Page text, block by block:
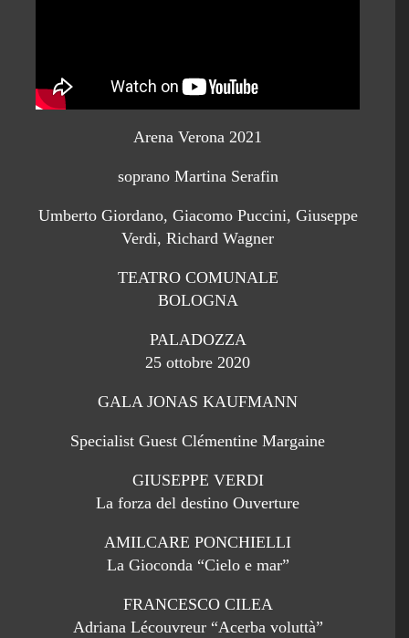
Arena Verona 2021
soprano Martina Serafin
Umberto Giordano, Giacomo Puccini, Giuseppe
Verdi, Richard Wagner
TEATRO COMUNALE
BOLOGNA
PALADOZZA
25 ottobre 2020
GALA JONAS KAUFMANN
Specialist Guest Clémentine Margaine
GIUSEPPE VERDI
La forza del destino Ouverture
AMILCARE PONCHIELLI
La Gioconda “Cielo e mar”
FRANCESCO CILEA
Adriana Lécouvreur “Acerba voluttà”